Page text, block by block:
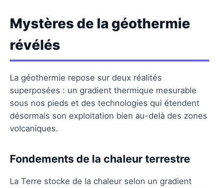
Mystères de la géothermie
révélés
La géothermie repose sur deux réalités
superposées : un gradient thermique mesurable
sous nos pieds et des technologies qui étendent
désormais son exploitation bien au-delà des zones
volcaniques.
Fondements de la chaleur terrestre
La Terre stocke de la chaleur selon un gradient